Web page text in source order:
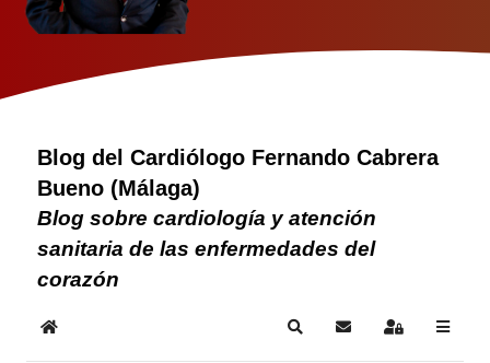
Blog del Cardiólogo Fernando Cabrera
Bueno (Málaga)
Blog sobre cardiología y atención
sanitaria de las enfermedades del
corazón
Home SearchSubscribe to blog
Sign In